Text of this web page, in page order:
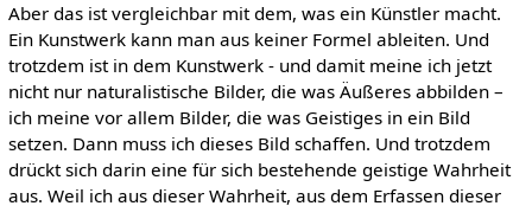
Aber das ist vergleichbar mit dem, was ein Künstler macht.
Ein Kunstwerk kann man aus keiner Formel ableiten. Und
trotzdem ist in dem Kunstwerk - und damit meine ich jetzt
nicht nur naturalistische Bilder, die was Äußeres abbilden –
ich meine vor allem Bilder, die was Geistiges in ein Bild
setzen. Dann muss ich dieses Bild schaffen. Und trotzdem
drückt sich darin eine für sich bestehende geistige Wahrheit
aus. Weil ich aus dieser Wahrheit, aus dem Erfassen dieser